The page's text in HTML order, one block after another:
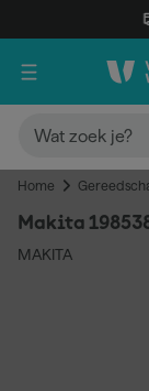
Home
Makita
MAKITA